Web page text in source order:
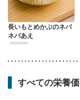
長いもとめかぶのネバ
ネバあえ
すべての栄養価